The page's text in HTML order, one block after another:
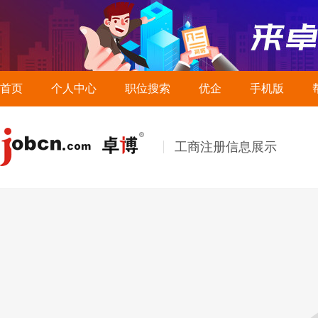
首页 个人中心 职位搜索 优企 手机版
工商注册信息展示